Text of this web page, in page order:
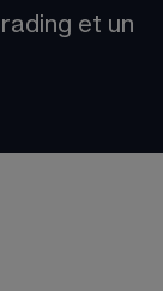
et un